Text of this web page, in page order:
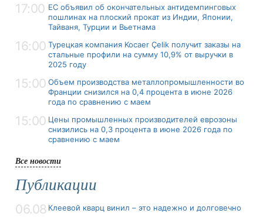
17:00 ЕС объявил об окончательных антидемпинговых
пошлинах на плоский прокат из Индии, Японии,
Тайваня, Турции и Вьетнама
16:00 Турецкая компания Kocaer Çelik получит заказы на
стальные профили на сумму 10,9% от выручки в
2025 году
15:00 Объем производства металлопромышленности во
Франции снизился на 0,4 процента в июне 2026
года по сравнению с маем
15:00 Цены промышленных производителей еврозоны
снизились на 0,3 процента в июне 2026 года по
сравнению с маем
Все новости
Публикации
06.08 Клеевой кварц винил – это надежно и долговечно